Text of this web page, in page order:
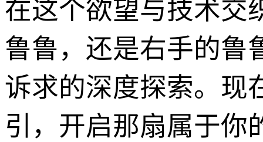
在这个欲望与技术交
鲁鲁，还是右手的鲁
诉求的深度探索。现
引，开启那扇属于你